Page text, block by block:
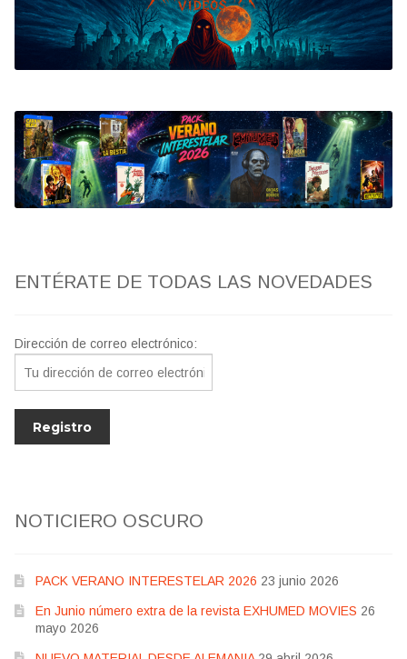
Bluray
Clasificada S
artwork
fantaterror
Jesús Franco
ENTÉRATE DE TODAS LAS NOVEDADES
Dirección de correo electrónico:
NOTICIERO OSCURO
PACK VERANO INTERESTELAR 2026 23 junio 2026
En Junio número extra de la revista EXHUMED MOVIES 26
mayo 2026